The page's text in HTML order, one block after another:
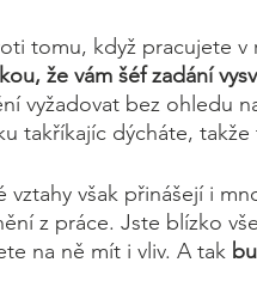
tomu, když pracujete
že vám šéf zadání
vyžadovat bez ohledu
takříkajíc dýcháte,
vztahy však přinášejí i
z práce. Jste blízko
na ně mít i vliv. A tak